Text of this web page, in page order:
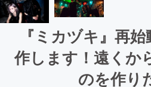
『ミカヅキ』再
作します！遠くか
のを作り